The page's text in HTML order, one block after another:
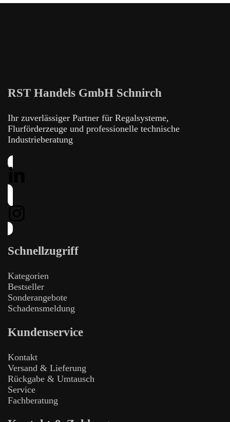
RST Handels GmbH Schnirch
Ihr zuverlässiger Partner für Regalsysteme,
Flurförderzeuge und professionelle technische
Industrieberatung
Schnellzugriff
Kategorien
Bestseller
Sonderangebote
Schadensmeldung
Kundenservice
Kontakt
Versand & Lieferung
Rückgabe & Umtausch
Service
Fachberatung